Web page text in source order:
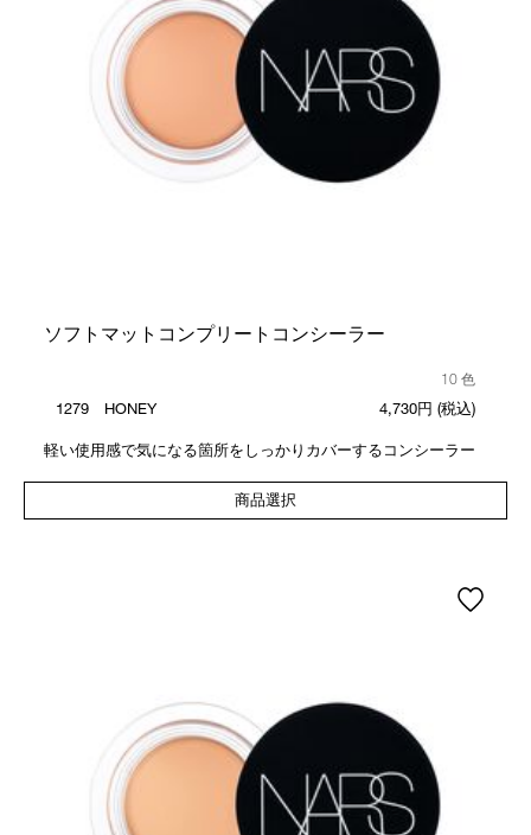
ソフトマットコンプリートコンシーラー
10 色
1279 HONEY
4,730円 (税込)
軽い使用感で気になる箇所をしっかりカバーするコンシーラー
商品選択